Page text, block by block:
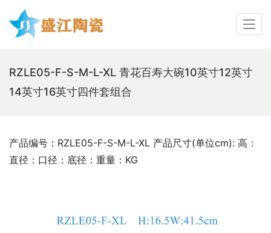
RZLE05-F-S-M-L-XL 青花百寿大碗10英寸12英寸
14英寸16英寸四件套组合
产品编号：RZLE05-F-S-M-L-XL 产品尺寸(单位cm): 高：
直径：口径：底径：重量：KG